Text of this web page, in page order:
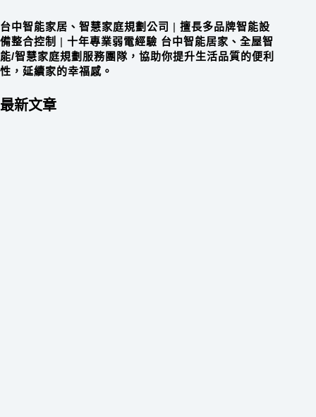
台中智能家居、智慧家庭規劃公司 | 擅長多品牌智能設
備整合控制 | 十年專業弱電經驗 台中智能居家、全屋智
能/智慧家庭規劃服務團隊，協助你提升生活品質的便利
性，延續家的幸福感。
最新文章